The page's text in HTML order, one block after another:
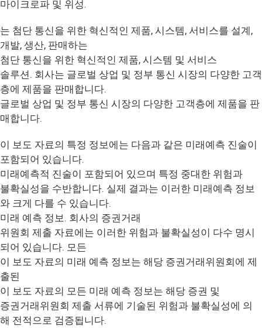
마이크로파 및 위성.
는 첨단 통신을 위한 혁신적인 제품, 시스템, 서비스를 설계,
개발, 생산, 판매하는
첨단 통신을 위한 혁신적인 제품, 시스템 및 서비스
솔루션. 회사는 글로벌 상업 및 정부 통신 시장의 다양한 고객
층에 제품을 판매합니다.
글로벌 상업 및 정부 통신 시장의 다양한 고객층에 제품을 판
매합니다.
이 보도 자료의 특정 정보에는 다음과 같은 미래예측 진술이
포함되어 있습니다.
미래예측적 진술이 포함되어 있으며 특정 중대한 위험과
불확실성을 수반합니다. 실제 결과는 이러한 미래예측 정보
와 크게 다를 수 있습니다.
미래 예측 정보. 회사의 증권거래
위원회 제출 자료에는 이러한 위험과 불확실성이 다수 명시
되어 있습니다. 모든
이 보도 자료의 미래 예측 정보는 해당 증권거래위원회에 제
출된
이 보도 자료의 모든 미래 예측 정보는 해당 증권 및
증권거래위원회 제출 서류에 기술된 위험과 불확실성에 의
해 전적으로 검증됩니다.